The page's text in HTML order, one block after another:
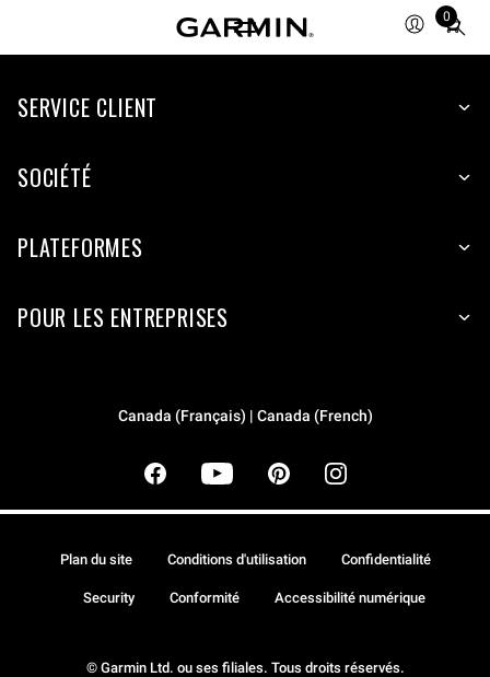
0
Total
SERVICE CLIENT
SOCIÉTÉ
PLATEFORMES
POUR LES ENTREPRISES
Canada (Français) | Canada (French)
© Garmin Ltd. ou ses filiales. Tous droits réservés.
Plan du site Conditions d'utilisation Confidentialité
Security Conformité Accessibilité numérique